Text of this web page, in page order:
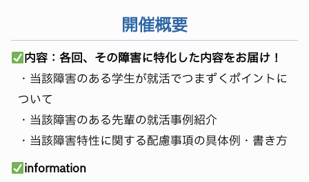
開催概要
内容：各回、その障害に特化した内容をお届け！
・当該障害のある学生が就活でつまずくポイントに
ついて
・当該障害のある先輩の就活事例紹介
・当該障害特性に関する配慮事項の具体例・書き方
information